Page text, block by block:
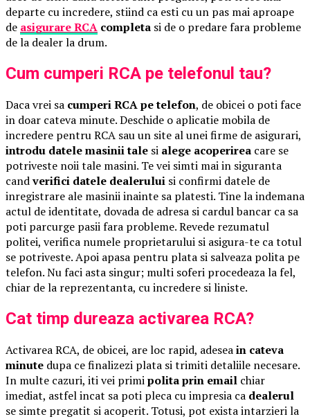
departe cu incredere, stiind ca esti cu un pas mai aproape
de asigurare RCA completa si de o predare fara probleme
de la dealer la drum.
Cum cumperi RCA pe telefonul tau?
Daca vrei sa cumperi RCA pe telefon, de obicei o poti face
in doar cateva minute. Deschide o aplicatie mobila de
incredere pentru RCA sau un site al unei firme de asigurari,
introdu datele masinii tale si alege acoperirea care se
potriveste noii tale masini. Te vei simti mai in siguranta
candverifici datele dealerului si confirmi datele de
inregistrare ale masinii inainte sa platesti. Tine la indemana
actul de identitate, dovada de adresa si cardul bancar ca sa
poti parcurge pasii fara probleme. Revede rezumatul
politei, verifica numele proprietarului si asigura-te ca totul
se potriveste. Apoi apasa pentru plata si salveaza polita pe
telefon. Nu faci asta singur; multi soferi procedeaza la fel,
chiar de la reprezentanta, cu incredere si liniste.
Cat timp dureaza activarea RCA?
Activarea RCA, de obicei, are loc rapid, adeseain cateva
minute dupa ce finalizezi plata si trimiti detaliile necesare.
In multe cazuri, iti vei primipolita prin email chiar
imediat, astfel incat sa poti pleca cu impresia ca dealerul
se simte pregatit si acoperit. Totusi, pot exista intarzieri la